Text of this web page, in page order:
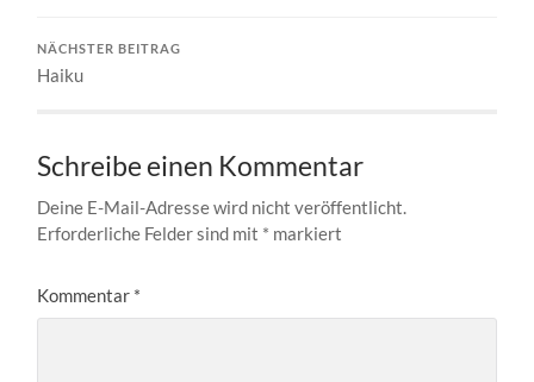
NÄCHSTER BEITRAG
Haiku
Schreibe einen Kommentar
Deine E-Mail-Adresse wird nicht veröffentlicht.
Erforderliche Felder sind mit * markiert
Kommentar *